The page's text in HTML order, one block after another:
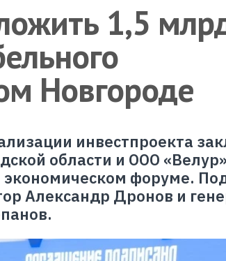
1,5
Новгороде
инвестпроекта
области и ООО
форуме.
Александр Дронов и